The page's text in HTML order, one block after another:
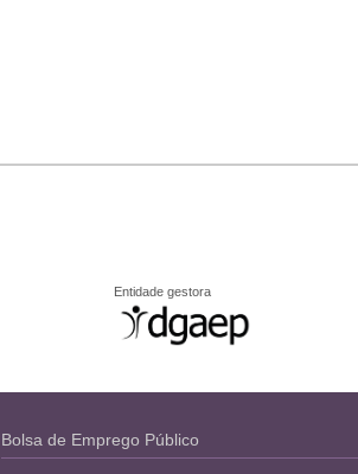
Entidade gestora
Bolsa de Emprego Público